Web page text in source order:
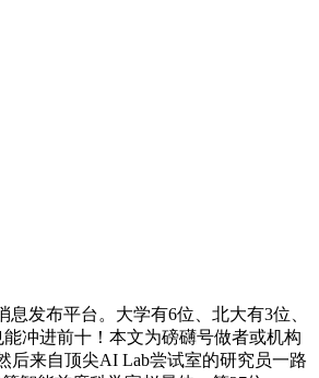
发布平台。大学有6位、北大有3位、
冲进前十！本文为磅礴号做者或机构
后来自顶尖AI Lab尝试室的研究员一路